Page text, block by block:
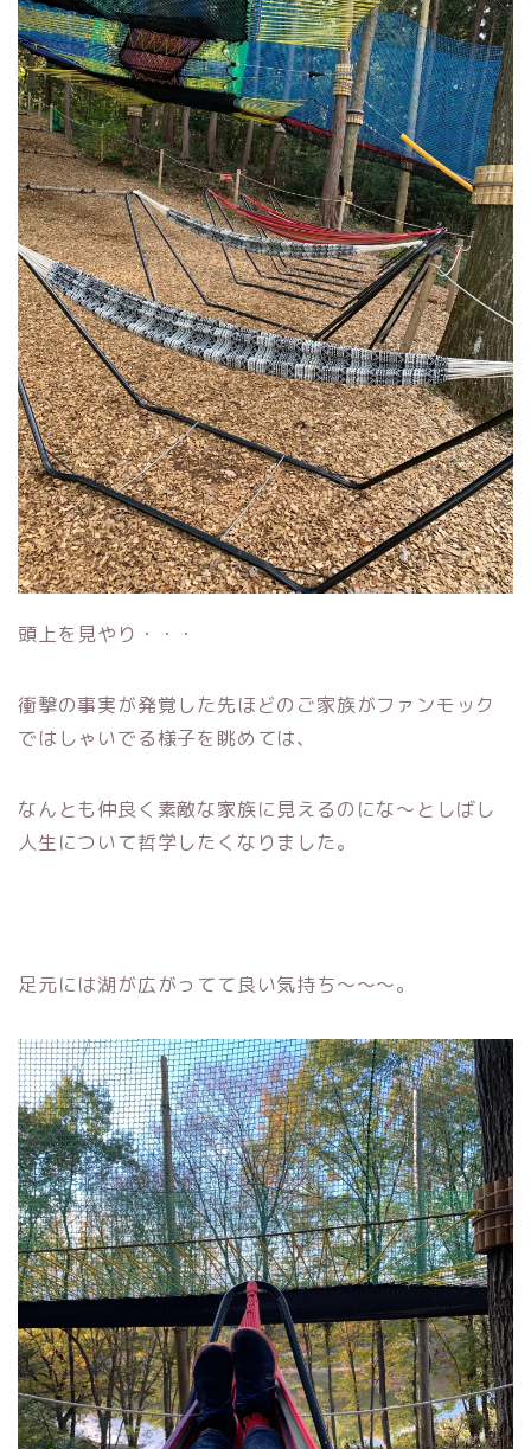
頭上を見やり・・・
衝撃の事実が発覚した先ほどのご家族がファンモック
ではしゃいでる様子を眺めては、
なんとも仲良く素敵な家族に見えるのにな〜としばし
人生について哲学したくなりました。
足元には湖が広がってて良い気持ち〜〜〜。